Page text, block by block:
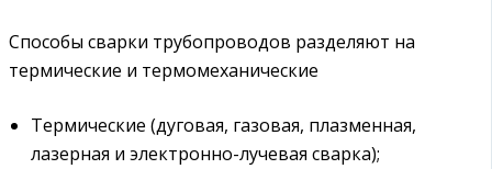
Способы сварки трубопроводов разделяют на
термические и термомеханические
Термические (дуговая, газовая, плазменная,
лазерная и электронно-лучевая сварка);